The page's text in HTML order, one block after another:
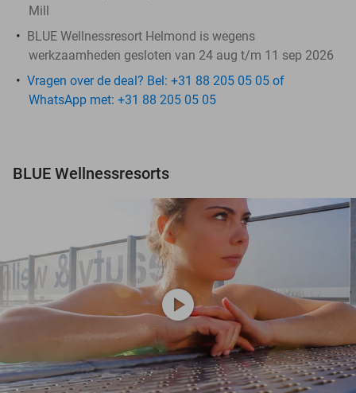
Mill
BLUE Wellnessresort Helmond is wegens
werkzaamheden gesloten van 24 aug t/m 11 sep 2026
Vragen over de deal? Bel: +31 88 205 05 05 of
WhatsApp met: +31 88 205 05 05
BLUE Wellnessresorts
play_circle